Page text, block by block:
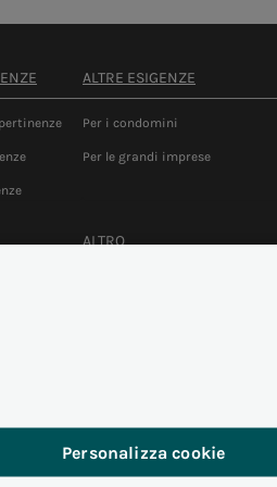
ALTRE ESIGENZE
Per i condomini
Per le grandi imprese
ALTRO
Personalizza cookie